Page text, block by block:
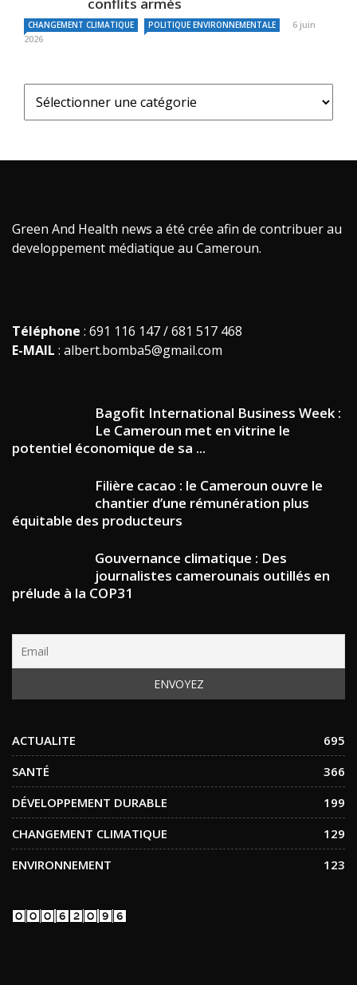
CHANGEMENT CLIMATIQUE POLITIQUE ENVIRONNEMENTALE
6 juin
2026
Green And Health news a été crée afin de contribuer au
developpement médiatique au Cameroun.
Téléphone : 691 116 147 / 681 517 468
E-MAIL : albert.bomba5@gmail.com
Bagofit International Business Week :
Le Cameroun met en vitrine le
potentiel économique de sa ...
Filière cacao : le Cameroun ouvre le
chantier d’une rémunération plus
équitable des producteurs
Gouvernance climatique : Des
journalistes camerounais outillés en
prélude à la COP31
ACTUALITE
695
SANTÉ
366
DÉVELOPPEMENT DURABLE
199
CHANGEMENT CLIMATIQUE
129
ENVIRONNEMENT
123